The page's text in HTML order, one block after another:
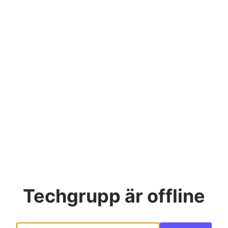
Techgrupp är offline